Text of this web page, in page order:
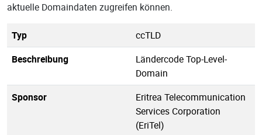
aktuelle Domaindaten zugreifen können.
Typ
ccTLD
Beschreibung
Ländercode Top-Level-
Domain
Sponsor
Eritrea Telecommunication
Services Corporation
(EriTel)